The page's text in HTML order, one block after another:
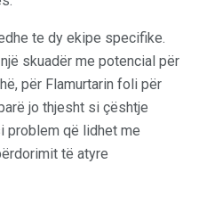
te dy ekipe specifike.
skuadër me potencial për
për Flamurtarin foli për
jo thjesht si çështje
problem që lidhet me
të atyre